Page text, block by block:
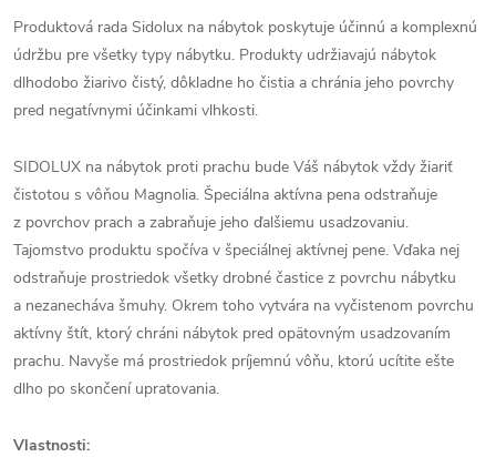
Produktová rada Sidolux na nábytok poskytuje účinnú a komplexnú
údržbu pre všetky typy nábytku. Produkty udržiavajú nábytok
dlhodobo žiarivo čistý, dôkladne ho čistia a chránia jeho povrchy
pred negatívnymi účinkami vlhkosti.
SIDOLUX na nábytok proti prachu bude Váš nábytok vždy žiariť
čistotou s vôňou Magnolia. Špeciálna aktívna pena odstraňuje
z povrchov prach a zabraňuje jeho ďalšiemu usadzovaniu.
Tajomstvo produktu spočíva v špeciálnej aktívnej pene. Vďaka nej
odstraňuje prostriedok všetky drobné častice z povrchu nábytku
a nezanecháva šmuhy. Okrem toho vytvára na vyčistenom povrchu
aktívny štít, ktorý chráni nábytok pred opätovným usadzovaním
prachu. Navyše má prostriedok príjemnú vôňu, ktorú ucítite ešte
dlho po skončení upratovania.
Vlastnosti: